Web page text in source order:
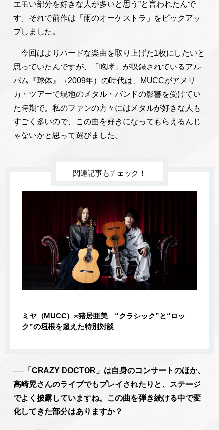
エモい部分を好きな人が多いと思う”と言われたんで
す。それで前作は「雨のオーケストラ」をピックアッ
プしました。
今回はよりハードな楽曲を取り上げた1枚にしたいと
思っていたんですが、「咆哮」が収録されているアル
バム『球体』（2009年）の時代は、MUCCがアメリ
カ・ツアーで現地のメタル・バンドの影響を受けてい
た時期で。私のファンの方々にはメタルが好きな人も
すごく多いので、この曲を好きになってもらえるんじ
ゃないかと思って選びました。
関連記事もチェック！
ミヤ（MUCC）×猪居亜美 “クラシック”と“ロッ
ク”の垣根を超えた特別対談
──「CRAZY DOCTOR」は自身のコンサートのほか、
高崎晃さんのライブでもプレイされたりと、ステージ
でよく披露していますね。この曲を弾き続ける中で変
化してきた部分はありますか？